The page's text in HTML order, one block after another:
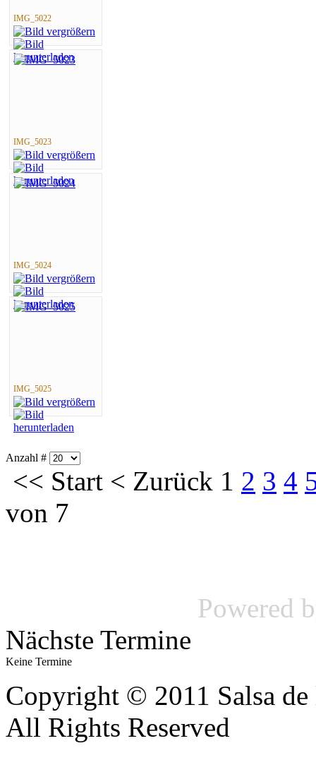
IMG_5022
IMG_5023
IMG_5024
IMG_5025
Anzahl #
<< Start < Zurück 1 2 3 4
von 7
Powered
Nächste Termine
Keine Termine
Copyright © 2011 Salsa de
All Rights Reserved